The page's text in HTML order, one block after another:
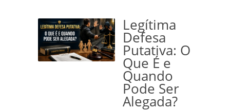
Legítima
Defesa
Putativa: O
Que É e
Quando
Pode Ser
Alegada?